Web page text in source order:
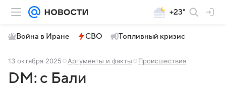
+23°
Война в Иране СВО Топливный кризис
13 октября 2025 Аргументы и факты Происшествия
DM: с Бали